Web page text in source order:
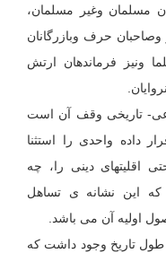
مسلمان وغیر مسلمان،
حرف وبازرگانان
ونیز فرماندهان ارتش
تاریخی وقف آن است
داده واحدی را استثنا
اقلیتهای دینی را، چه
که این نشانه ی تساهل
اولیه آن می باشد.
طول تاریخ وجود داشت که